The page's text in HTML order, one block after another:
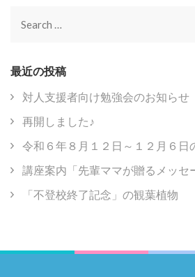
Search
最近の投稿
対人支援者向け勉強会のお知らせ
再開しました♪
令和６年８月１２日～１２月６日
講座案内「先輩ママが贈るメッセ
「不登校終了記念」の観葉植物